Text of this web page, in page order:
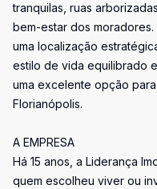
tranquilas, ruas
bem-estar dos
uma localização
estilo de vida equilibrado
uma excelente opção
Florianópolis.
A EMPRESA
Há 15 anos, a Liderança
quem escolheu viver ou